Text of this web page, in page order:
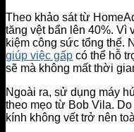
Theo khảo sát từ
tăng vệt bẩn lên 40%. Vì
kiệm công sức tổng thể.
giúp việc gấp có thể hỗ
sẽ mà không mất thời
Ngoài ra, sử dụng máy
theo mẹo từ Bob Vila.
kính không vết trở nên